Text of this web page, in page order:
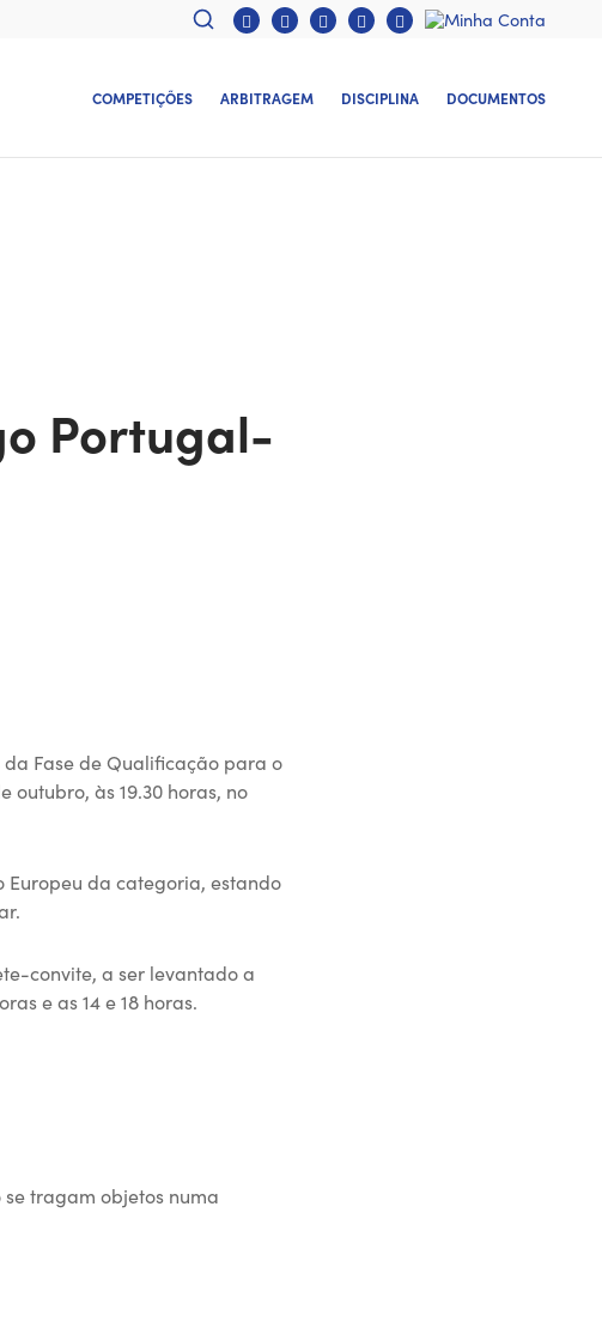
COMPETIÇÕES ARBITRAGEM DISCIPLINA DOCUMENTOS
Portugal-
Fase de Qualificação para o
outubro, às 19.30 horas, no
Europeu da categoria, estando
convite, a ser levantado a
e as 14 e 18 horas.
tragam objetos numa